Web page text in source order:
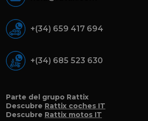
+(34) 659 417 694
+(34) 685 523 630
Parte del grupo Rattix
Descubre Rattix coches IT
Descubre Rattix motos IT